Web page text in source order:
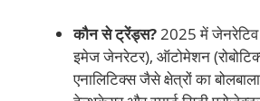
कौन से ट्रेंड्स? 2025 में
इमेज जेनरेटर), ऑटोमेशन
एनालिटिक्स जैसे क्षेत्रों का